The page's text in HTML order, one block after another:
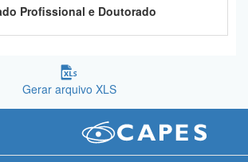
Profissional e Doutorado
Gerar arquivo XLS